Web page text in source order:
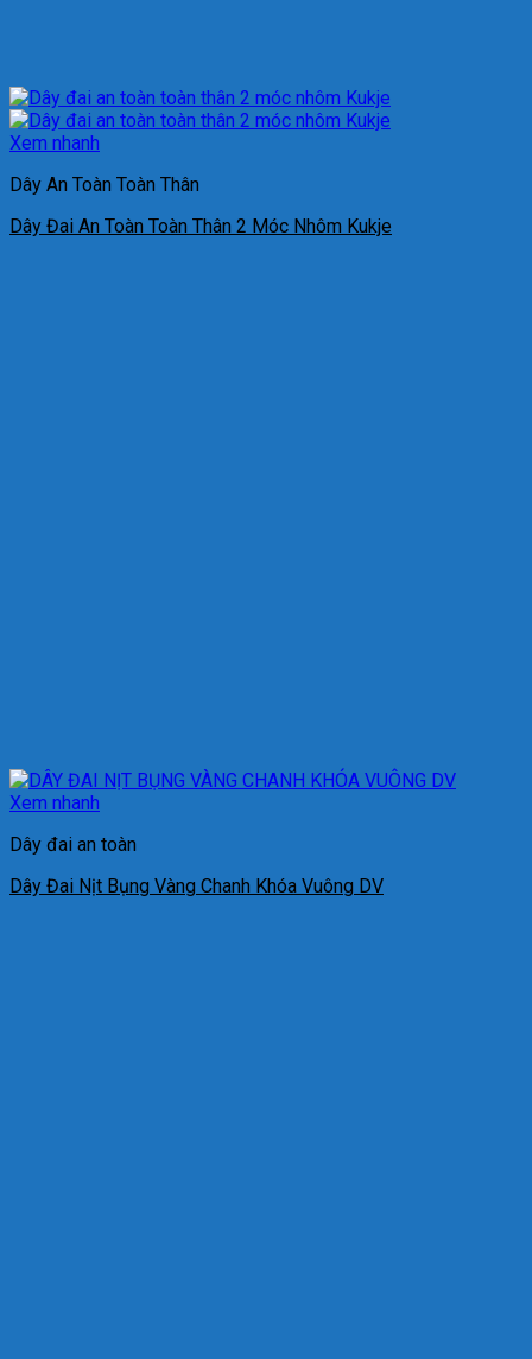
Xem nhanh
Dây An Toàn Toàn Thân
Dây Đai An Toàn Toàn Thân 2 Móc Nhôm Kukje
Xem nhanh
Dây đai an toàn
Dây Đai Nịt Bụng Vàng Chanh Khóa Vuông DV